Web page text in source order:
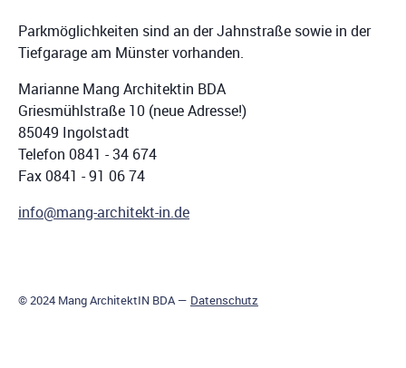
Parkmöglichkeiten sind an der Jahnstraße sowie in der
Tiefgarage am Münster vorhanden.
Marianne Mang Architektin BDA
Griesmühlstraße 10 (neue Adresse!)
85049 Ingolstadt
Telefon 0841 - 34 674
Fax 0841 - 91 06 74
info@mang-architekt-in.de
© 2024 Mang ArchitektIN BDA — Datenschutz